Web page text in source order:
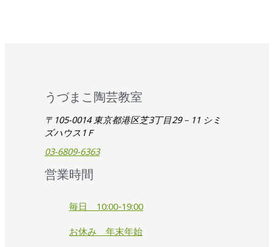
うづまこ陶芸教室
〒105-0014 東京都港区芝3丁目29－11 シミ
ズハウス1Ｆ
03-6809-6363
営業時間
毎日 10:00-19:00
お休み 年末年始